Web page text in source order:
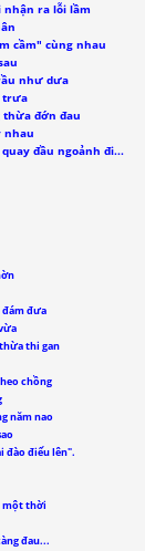
ra lỗi lầm
cầm" cùng nhau
như dưa
trưa
thừa đớn đau
nhau
đầu ngoảnh đi...
đám đưa
thi gan
chồng
năm nao
đào điếu lên".
một thời
đau...